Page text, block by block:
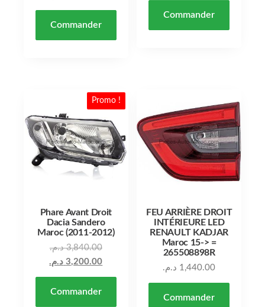
Commander
Commander
Promo !
Phare Avant Droit
Dacia Sandero
Maroc (2011-2012)
3,840.00 د.م.
3,200.00 د.م.
Commander
FEU ARRIÈRE DROIT
INTÉRIEURE LED
RENAULT KADJAR
Maroc 15-> =
265508898R
1,440.00 د.م.
Commander